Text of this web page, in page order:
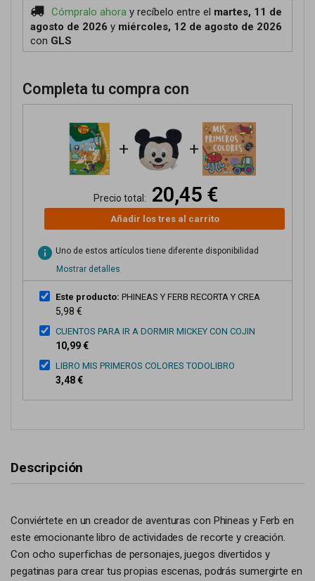
Cómpralo ahora y recíbelo entre el martes, 11 de
agosto de 2026 y miércoles, 12 de agosto de 2026
con GLS
Completa tu compra con
+ +
Precio total: 20,45 €
Añadir los tres al carrito
info Uno de estos artículos tiene diferente disponibilidad
Mostrar detalles
Este producto: PHINEAS Y FERB RECORTA Y CREA
5,98 €
CUENTOS PARA IR A DORMIR MICKEY CON COJIN
10,99 €
LIBRO MIS PRIMEROS COLORES TODOLIBRO
3,48 €
Descripción
Conviértete en un creador de aventuras con Phineas y Ferb en
este emocionante libro de actividades de recorte y creación.
Con ocho superfichas de personajes, juegos divertidos y
pegatinas para crear tus propias escenas, podrás sumergirte en